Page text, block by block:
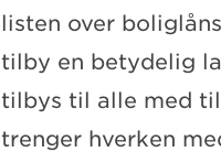
listen over
tilby en betydelig
tilbys til alle med
trenger hverken